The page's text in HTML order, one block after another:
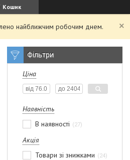
Кошик
найближчим робочим днем.
Фільтри
Ціна
Наявність
В наявності
27
Акція
Товари зі знижками
24